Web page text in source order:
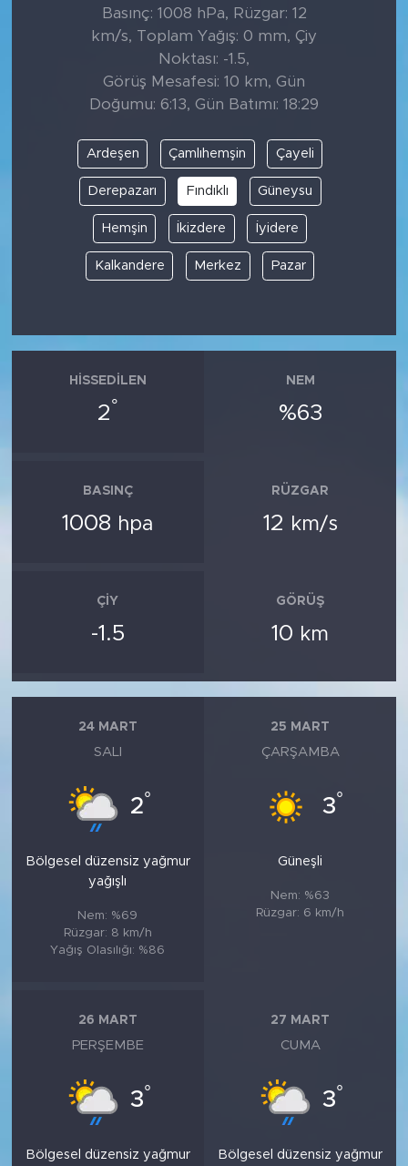
Basınç: 1008 hPa, Rüzgar: 12
km/s, Toplam Yağış: 0 mm, Çiy
Noktası: -1.5,
Görüş Mesafesi: 10 km, Gün
Doğumu: 6:13, Gün Batımı: 18:29
Ardeşen Çamlıhemşin Çayeli
Derepazarı Fındıklı Güneysu
Hemşin İkizdere İyidere
Kalkandere Merkez Pazar
HISSEDILEN
2°
NEM
%63
BASINÇ
1008 hpa
RÜZGAR
12 km/s
ÇIY
-1.5
GÖRÜŞ
10 km
24 MART
SALI
2°
Bölgesel düzensiz yağmur
yağışlı
Nem: %69
Rüzgar: 8 km/h
Yağış Olasılığı: %86
25 MART
ÇARŞAMBA
3°
Güneşli
Nem: %63
Rüzgar: 6 km/h
26 MART
PERŞEMBE
3°
Bölgesel düzensiz yağmur
27 MART
CUMA
3°
Bölgesel düzensiz yağmur